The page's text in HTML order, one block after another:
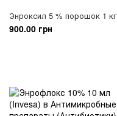
Энроксил 5 % порошок 1 кг
900.00 грн